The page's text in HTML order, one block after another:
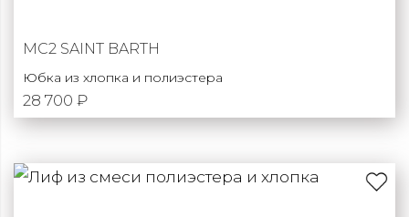
MC2 SAINT BARTH
Юбка из хлопка и полиэстера
28 700 ₽